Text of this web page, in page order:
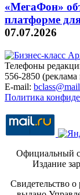
«МегаФон»
платформе
07.07.2026
Телефоны
556-2850 (реклама
E-mail:
Политика
Официальный
Издание
Свидетельство